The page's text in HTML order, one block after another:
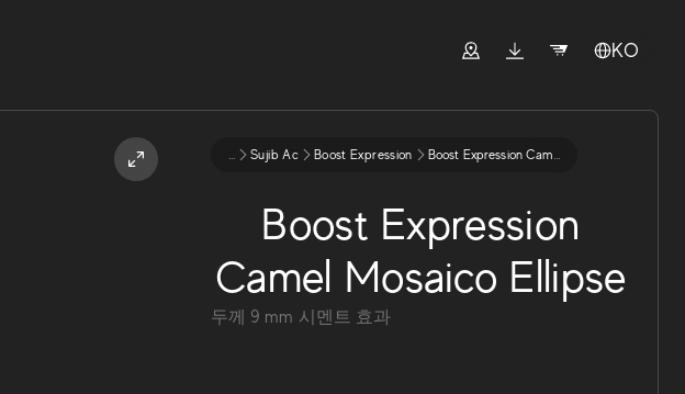
KO
... Sujib Ac Boost Expression Boost Expression Camel Mosaico Ellipse
Boost Expression
Camel Mosaico Ellipse
두께 9 mm 시멘트 효과